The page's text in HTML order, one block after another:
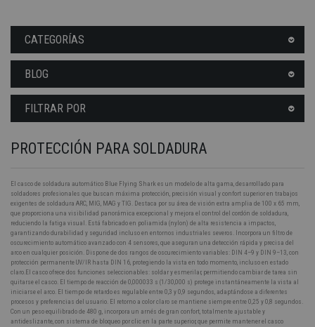
CATEGORÍAS
BLOG
FILTRAR POR
PROTECCIÓN PARA SOLDADURA
El casco de soldadura automático Blue Flying Shark es un modelo de alta gama, desarrollado para
soldadores profesionales que buscan máxima protección, precisión visual y confort superior en trabajos
exigentes de soldadura ARC, MIG, MAG y TIG. Destaca por su área de visión extra amplia de 100 x 65 mm,
que proporciona una visibilidad panorámica excepcional y mejora el control del cordón de soldadura,
reduciendo la fatiga visual. Está fabricado en poliamida (nylon) de alta resistencia a impactos,
garantizando durabilidad y seguridad incluso en entornos industriales severos. Incorpora un filtro de
oscurecimiento automático avanzado con 4 sensores, que aseguran una detección rápida y precisa del
arco en cualquier posición. Dispone de dos rangos de oscurecimiento variables: DIN 4–9 y DIN 9–13, con
protección permanente UV/IR hasta DIN 16, protegiendo la vista en todo momento, incluso en estado
claro.El casco ofrece dos funciones seleccionables: soldar y esmerilar, permitiendo cambiar de tarea sin
quitarse el casco. El tiempo de reacción de 0,000033 s (1/30,000 s) protege instantáneamente la vista al
iniciarse el arco. El tiempo de retardo es regulable entre 0,3 y 0,9 segundos, adaptándose a diferentes
procesos y preferencias del usuario. El retorno a color claro se mantiene siempre entre 0,25 y 0,8 segundos.
Con un peso equilibrado de 480 g, incorpora un arnés de gran confort, totalmente ajustable y
antideslizante, con sistema de bloqueo por clic en la parte superior, que permite mantener el casco